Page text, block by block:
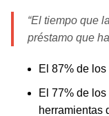
“El tiempo que
préstamo que
El 87% de
El 77% de
herramientas